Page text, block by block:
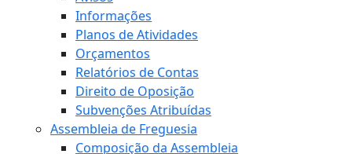
Informações
Planos de Atividades
Orçamentos
Relatórios de Contas
Direito de Oposição
Subvenções Atribuídas
Assembleia de Freguesia
Composição da Assembleia